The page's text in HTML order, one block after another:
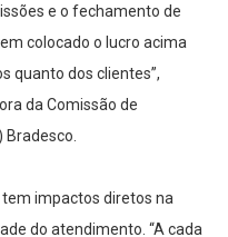
e o fechamento de
colocado o lucro acima
quanto dos clientes”,
da Comissão de
impactos diretos na
do atendimento. “A cada